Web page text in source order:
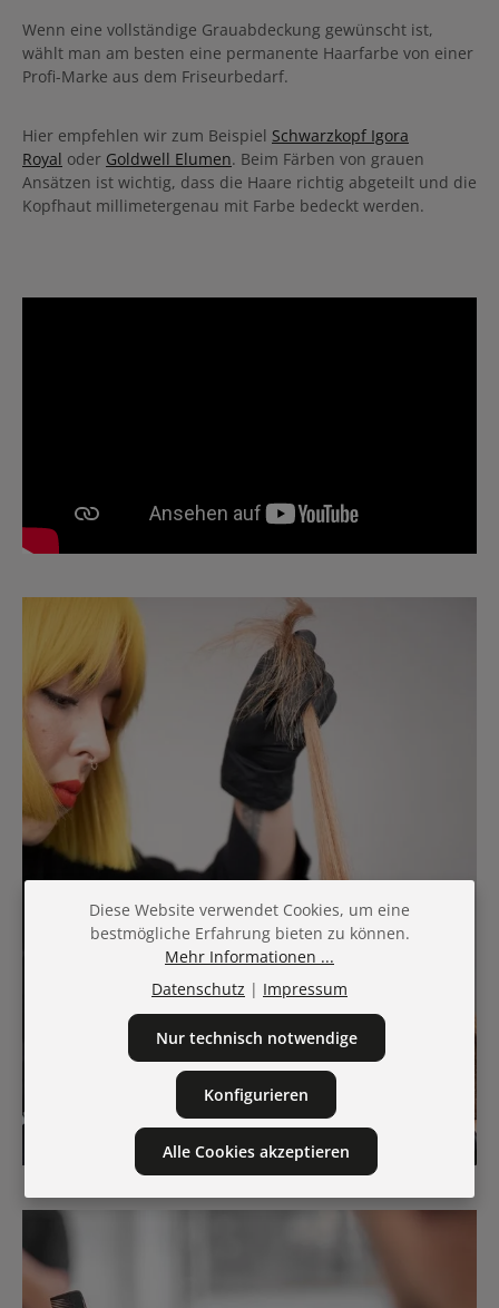
Wenn eine vollständige Grauabdeckung gewünscht ist,
wählt man am besten eine permanente Haarfarbe von einer
Profi-Marke aus dem Friseurbedarf.
Hier empfehlen wir zum Beispiel Schwarzkopf Igora
Royal oder Goldwell Elumen. Beim Färben von grauen
Ansätzen ist wichtig, dass die Haare richtig abgeteilt und die
Kopfhaut millimetergenau mit Farbe bedeckt werden.
Diese Website verwendet Cookies, um eine
bestmögliche Erfahrung bieten zu können.
Mehr Informationen ...
Datenschutz | Impressum
Nur technisch notwendige
Konfigurieren
Alle Cookies akzeptieren